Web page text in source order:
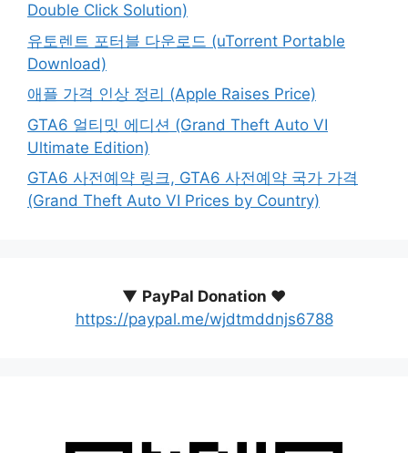
Double Click Solution)
유토렌트 포터블 다운로드 (uTorrent Portable
Download)
애플 가격 인상 정리 (Apple Raises Price)
GTA6 얼티밋 에디션 (Grand Theft Auto VI
Ultimate Edition)
GTA6 사전예약 링크, GTA6 사전예약 국가 가격
(Grand Theft Auto VI Prices by Country)
▼ PayPal Donation ♥️
https://paypal.me/wjdtmddnjs6788